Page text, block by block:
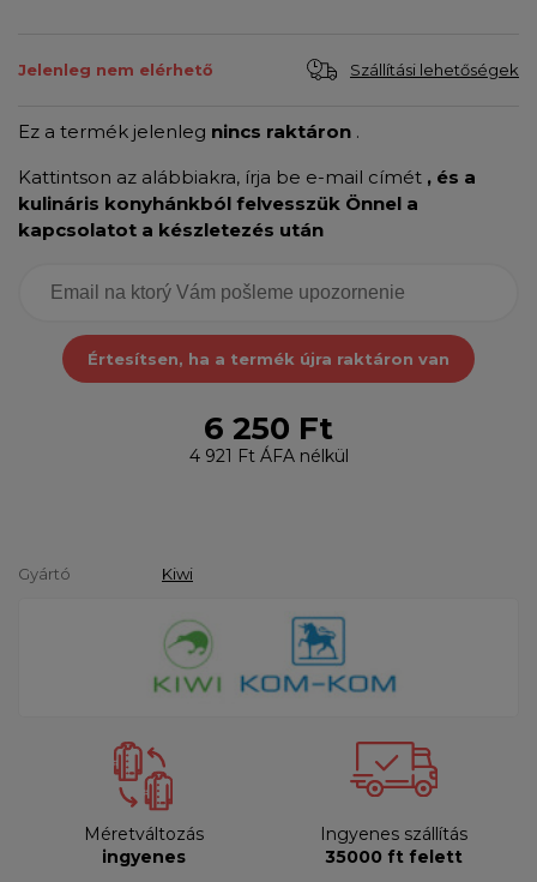
Jelenleg nem elérhető Szállítási lehetőségek
Ez a termék jelenleg nincs raktáron .
Kattintson az alábbiakra, írja be e-mail címét , és a
kulináris konyhánkból felvesszük Önnel a
kapcsolatot a készletezés után
Értesítsen, ha a termék újra raktáron van
6 250 Ft
4 921 FtÁFA nélkül
Gyártó Kiwi
Méretváltozás
ingyenes
Ingyenes szállítás
35000 ft felett